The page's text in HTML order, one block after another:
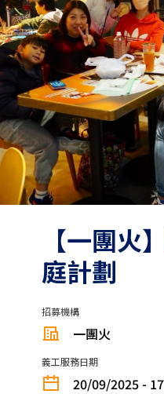
【一團火
庭計劃
招募機構
一團火
義工服務日期
20/09/2025 -